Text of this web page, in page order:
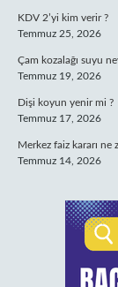
KDV 2’yi kim verir ?
Temmuz 25, 2026
Çam kozalağı suyu
Temmuz 19, 2026
Dişi koyun yenir mi ?
Temmuz 17, 2026
Merkez faiz kararı ne
Temmuz 14, 2026